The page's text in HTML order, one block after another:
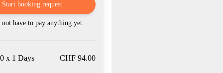
Start booking request
not have to pay anything yet.
x 1 Days CHF 94.00